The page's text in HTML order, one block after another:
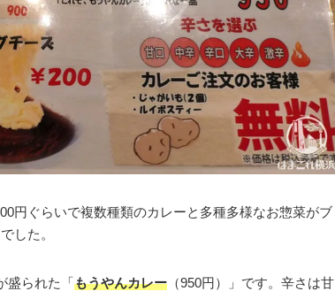
円ぐらいで複数種類のカレーと多種多様なお惣菜がブ
した。
盛られた「もうやんカレー （950円）」です。辛さは甘